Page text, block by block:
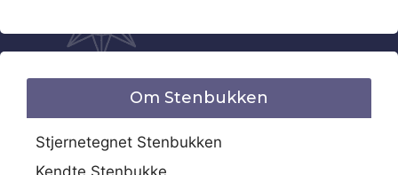
Om Stenbukken
Stjernetegnet Stenbukken
Kendte Stenbukke